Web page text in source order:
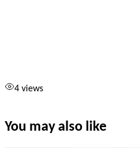
4 views
You may also like